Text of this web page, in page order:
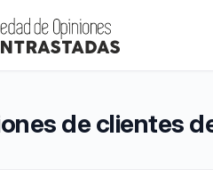
Lyon
global: 9,9 de 10
9,9/10(503 opiniones)
de clientes